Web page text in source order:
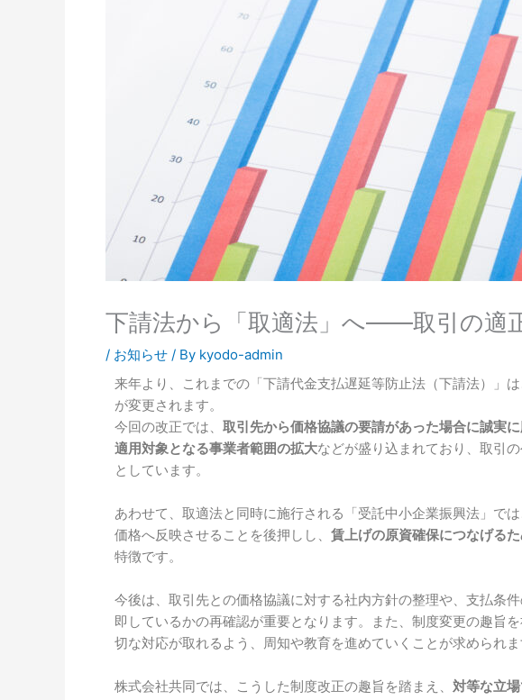
下請法から「取適法」へ――取引の適
/ お知らせ / By kyodo-admin
来年より、これまでの「下請代金支払遅延等防止法（下請法）」
が変更されます。
今回の改正では、 取引先から価格協議の要請があった場合に誠実
適用対象となる事業者範囲の拡大などが盛り込まれており、取引
としています。
あわせて、取適法と同時に施行される「受託中小企業振興法」で
価格へ反映させることを後押しし、 賃上げの原資確保につなげる
特徴です。
今後は、取引先との価格協議に対する社内方針の整理や、支払条
即しているかの再確認が重要となります。また、制度変更の趣旨
切な対応が取れるよう、周知や教育を進めていくことが求められま
株式会社共同では、こうした制度改正の趣旨を踏まえ、 対等な立